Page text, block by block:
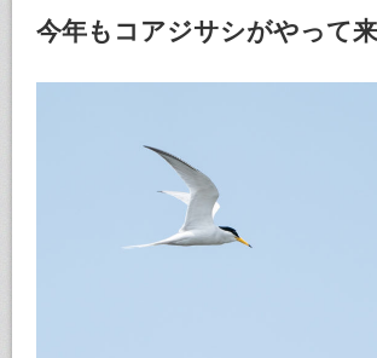
今年もコアジサシがやって来